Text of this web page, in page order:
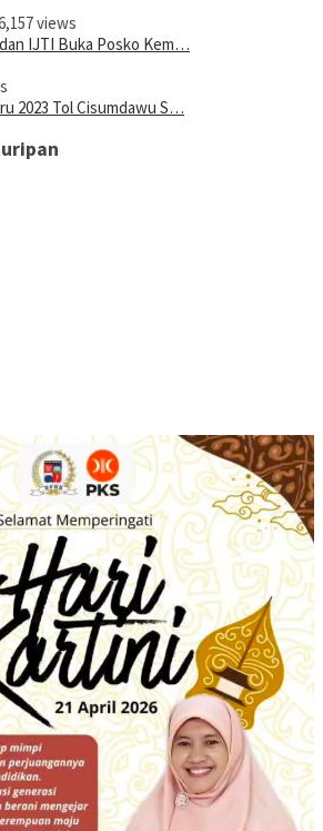
views
IJTI Buka Posko Kem…
2023 Tol Cisumdawu S…